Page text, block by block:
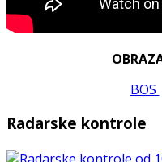
BOS
Radarske kontrole